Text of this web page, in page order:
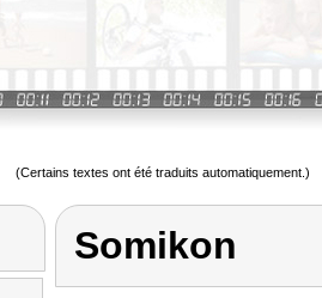
(Certains textes ont été traduits automatiquement.)
Somikon